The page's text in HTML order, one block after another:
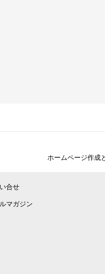
ホームページ作成
合せ
マガジン